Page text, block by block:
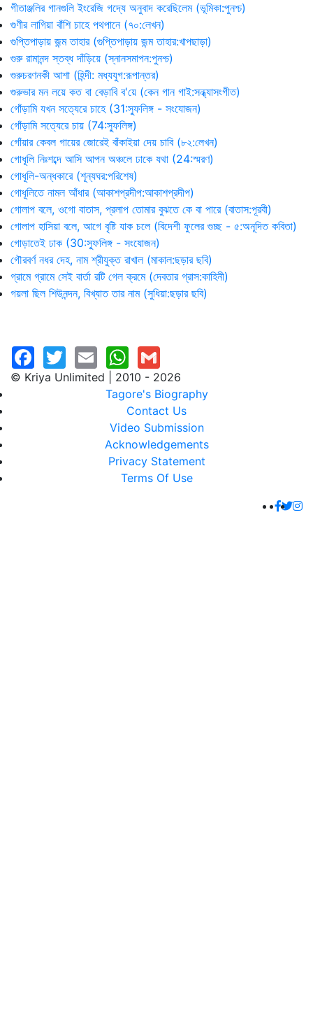
গীতাঞ্জলির গানগুলি ইংরেজি গদ্যে অনুবাদ করেছিলেম (ভূমিকা:পুনশ্চ)
গুণীর লাগিয়া বাঁশি চাহে পথপানে (৭০:লেখন)
গুপ্তিপাড়ায় জন্ম তাহার (গুপ্তিপাড়ায় জন্ম তাহার:খাপছাড়া)
গুরু রামানন্দ স্তব্ধ দাঁড়িয়ে (স্নানসমাপন:পুনশ্চ)
গুরুচরণনকী আশা (হিন্দী: মধ্যযুগ:রূপান্তর)
গুরুভার মন লয়ে কত বা বেড়াবি ব'য়ে (কেন গান গাই:সন্ধ্যাসংগীত)
গোঁড়ামি যখন সত্যেরে চাহে (31:স্ফুলিঙ্গ - সংযোজন)
গোঁড়ামি সত্যেরে চায় (74:স্ফুলিঙ্গ)
গোঁয়ার কেবল গায়ের জোরেই বাঁকাইয়া দেয় চাবি (৮২:লেখন)
গোধূলি নিঃশব্দে আসি আপন অঞ্চলে ঢাকে যথা (24:স্মরণ)
গোধূলি-অন্ধকারে (শূন্যঘর:পরিশেষ)
গোধূলিতে নামল আঁধার (আকাশপ্রদীপ:আকাশপ্রদীপ)
গোলাপ বলে, ওগো বাতাস, প্রলাপ তোমার বুঝতে কে বা পারে (বাতাস:পূরবী)
গোলাপ হাসিয়া বলে, আগে বৃষ্টি যাক চলে (বিদেশী ফুলের গুচ্ছ - ৫:অনূদিত কবিতা)
গোড়াতেই ঢাক (30:স্ফুলিঙ্গ - সংযোজন)
গৌরবর্ণ নধর দেহ, নাম শ্রীযুক্ত রাখাল (মাকাল:ছড়ার ছবি)
গ্রামে গ্রামে সেই বার্তা রটি গেল ক্রমে (দেবতার গ্রাস:কাহিনী)
গয়লা ছিল শিউনন্দন, বিখ্যাত তার নাম (সুধিয়া:ছড়ার ছবি)
© Kriya Unlimited | 2010 - 2026
Tagore's Biography
Contact Us
Video Submission
Acknowledgements
Privacy Statement
Terms Of Use